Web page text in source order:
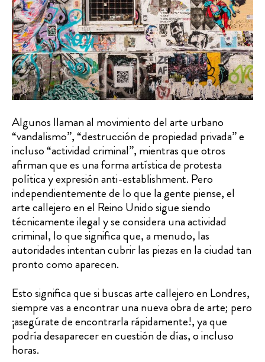
Algunos llaman al movimiento del arte urbano
“vandalismo”, “destrucción de propiedad privada” e
incluso “actividad criminal”, mientras que otros
afirman que es una forma artística de protesta
política y expresión anti-establishment. Pero
independientemente de lo que la gente piense, el
arte callejero en el Reino Unido sigue siendo
técnicamente ilegal y se considera una actividad
criminal, lo que significa que, a menudo, las
autoridades intentan cubrir las piezas en la ciudad tan
pronto como aparecen.
Esto significa que si buscas arte callejero en Londres,
siempre vas a encontrar una nueva obra de arte; pero
¡asegúrate de encontrarla rápidamente!, ya que
podría desaparecer en cuestión de días, o incluso
horas.